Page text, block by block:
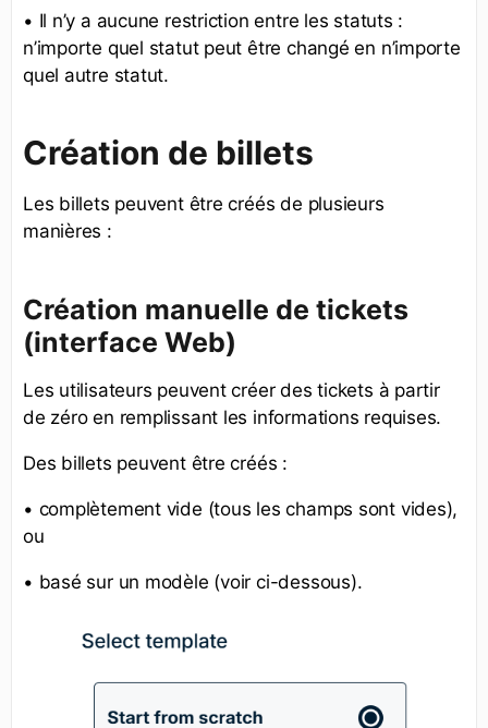
• Il n’y a aucune restriction entre les statuts :
n’importe quel statut peut être changé en n’importe
quel autre statut.
Création de billets
Les billets peuvent être créés de plusieurs
manières :
Création manuelle de tickets
(interface Web)
Les utilisateurs peuvent créer des tickets à partir
de zéro en remplissant les informations requises.
Des billets peuvent être créés :
• complètement vide (tous les champs sont vides),
ou
• basé sur un modèle (voir ci-dessous).